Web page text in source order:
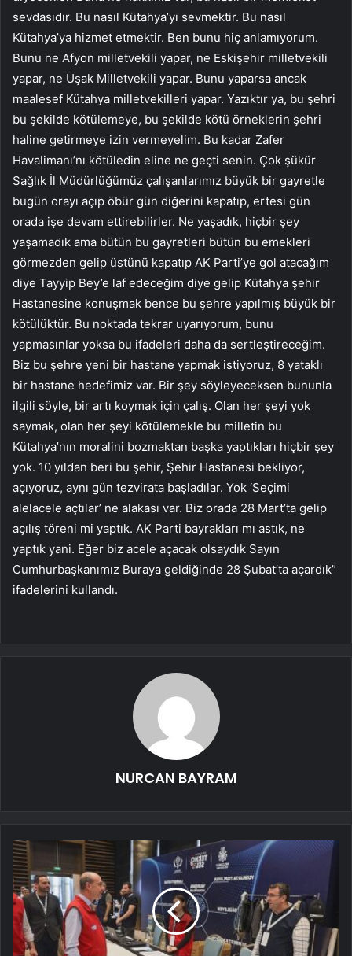
sevdasıdır. Bu nasıl Kütahya’yı sevmektir. Bu nasıl
Kütahya’ya hizmet etmektir. Ben bunu hiç anlamıyorum.
Bunu ne Afyon milletvekili yapar, ne Eskişehir milletvekili
yapar, ne Uşak Milletvekili yapar. Bunu yaparsa ancak
maalesef Kütahya milletvekilleri yapar. Yazıktır ya, bu şehri
bu şekilde kötülemeye, bu şekilde kötü örneklerin şehri
haline getirmeye izin vermeyelim. Bu kadar Zafer
Havalimanı’nı kötüledin eline ne geçti senin. Çok şükür
Sağlık İl Müdürlüğümüz çalışanlarımız büyük bir gayretle
bugün orayı açıp öbür gün diğerini kapatıp, ertesi gün
orada işe devam ettirebilirler. Ne yaşadık, hiçbir şey
yaşamadık ama bütün bu gayretleri bütün bu emekleri
görmezden gelip üstünü kapatıp AK Parti’ye gol atacağım
diye Tayyip Bey’e laf edeceğim diye gelip Kütahya şehir
Hastanesine konuşmak bence bu şehre yapılmış büyük bir
kötülüktür. Bu noktada tekrar uyarıyorum, bunu
yapmasınlar yoksa bu ifadeleri daha da sertleştireceğim.
Biz bu şehre yeni bir hastane yapmak istiyoruz, 8 yataklı
bir hastane hedefimiz var. Bir şey söyleyeceksen bununla
ilgili söyle, bir artı koymak için çalış. Olan her şeyi yok
saymak, olan her şeyi kötülemekle bu milletin bu
Kütahya’nın moralini bozmaktan başka yaptıkları hiçbir şey
yok. 10 yıldan beri bu şehir, Şehir Hastanesi bekliyor,
açıyoruz, aynı gün tezvirata başladılar. Yok ‘Seçimi
alelacele açtılar’ ne alakası var. Biz orada 28 Mart’ta gelip
açılış töreni mi yaptık. AK Parti bayrakları mı astık, ne
yaptık yani. Eğer biz acele açacak olsaydık Sayın
Cumhurbaşkanımız Buraya geldiğinde 28 Şubat’ta açardık”
ifadelerini kullandı.
NURCAN BAYRAM